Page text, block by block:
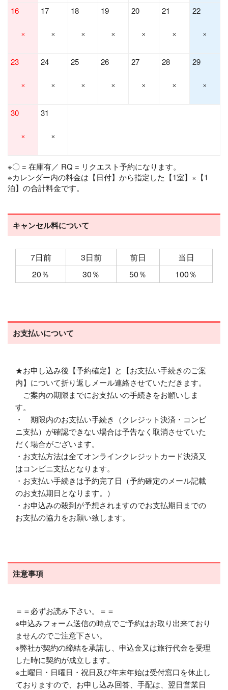
16
×
17
×
18
×
19
×
20
×
21
×
22
×
23
×
24
×
25
×
26
×
27
×
28
×
29
×
30
×
31
×
※〇 = 在庫有／ RQ = リクエスト予約になります。
※カレンダー内の料金は【日付】から指定した【1室】×【1
泊】の合計料金です。
キャンセル料について
7日前 3日前 前日
当日
20％
30％ 50％ 100％
お支払いについて
★お申し込み後【予約確定】と【お支払い手続きのご案
内】について折り返しメール連絡させていただきます。
ご案内の期限までにお支払いの手続きをお願いしま
す。
・ 期限内のお支払い手続き（クレジット決済・コンビ
ニ支払）が確認できない場合は予告なく取消させていた
だく場合がございます。
・お支払方法は全てオンラインクレジットカード決済又
はコンビニ支払となります。
・お支払い手続きは予約完了日（予約確定のメール記載
のお支払期日となります。）
・お申込みの殺到が予想されますのでお支払期日までの
お支払の協力をお願い致します。
注意事項
＝＝必ずお読み下さい。＝＝
※申込みフォーム送信の時点でご予約はお取り出来ており
ませんのでご注意下さい。
※弊社が契約の締結を承諾し、申込金又は旅行代金を受理
した時に契約が成立します。
※土曜日・日曜日・祝日及び年末年始は受付窓口を休止し
ておりますので、お申し込み回答、手配は、翌日営業日